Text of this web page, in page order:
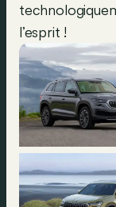
l’esprit !